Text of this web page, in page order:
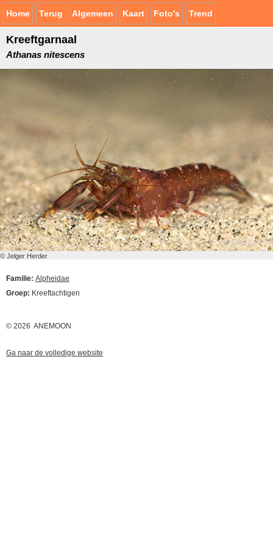
Home Terug Algemeen Kaart Foto's Trend
Kreeftgarnaal
Athanas nitescens
© Jelger Herder
Familie: Alpheidae
Groep: Kreeftachtigen
© 2026 ANEMOON
Ga naar de volledige website